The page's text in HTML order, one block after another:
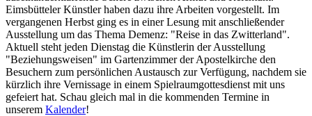
Eimsbütteler Künstler haben dazu ihre Arbeiten vorgestellt. Im
vergangenen Herbst ging es in einer Lesung mit anschließender
Ausstellung um das Thema Demenz: "Reise in das Zwitterland".
Aktuell steht jeden Dienstag die Künstlerin der Ausstellung
"Beziehungsweisen" im Gartenzimmer der Apostelkirche den
Besuchern zum persönlichen Austausch zur Verfügung, nachdem sie
kürzlich ihre Vernissage in einem Spielraumgottesdienst mit uns
gefeiert hat. Schau gleich mal in die kommenden Termine in
unserem Kalender!